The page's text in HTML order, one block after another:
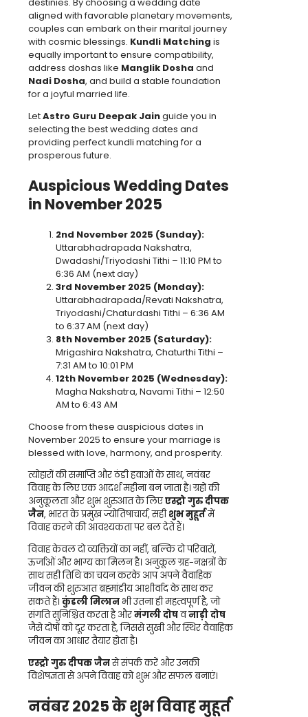
aligned with favorable planetary movements,
couples can embark on their marital journey
with cosmic blessings. Kundli Matching is
equally important to ensure compatibility,
address doshas like Manglik Dosha and
Nadi Dosha, and build a stable foundation
for a joyful married life.
LetAstro Guru Deepak Jainguide you in
selecting the best wedding dates and
providing perfect kundli matching for a
prosperous future.
Auspicious Wedding Dates
in November 2025
2nd November 2025 (Sunday):
Uttarabhadrapada Nakshatra,
Dwadashi/Triyodashi Tithi – 11:10 PM to
6:36 AM (next day)
3rd November 2025 (Monday):
Uttarabhadrapada/Revati Nakshatra,
Triyodashi/Chaturdashi Tithi – 6:36 AM
to 6:37 AM (next day)
8th November 2025 (Saturday):
Mrigashira Nakshatra, Chaturthi Tithi –
7:31 AM to 10:01 PM
12th November 2025 (Wednesday):
Magha Nakshatra, Navami Tithi – 12:50
AM to 6:43 AM
Choose from these auspicious dates in
November 2025 to ensure your marriage is
blessed with love, harmony, and prosperity.
त्योहारों की समाप्ति और ठंडी हवाओं के साथ, नवंबर
विवाह के लिए एक आदर्श महीना बन जाता है। ग्रहों की
अनुकूलता और शुभ शुरुआत के लिएएस्ट्रो गुरु दीपक
जैन, भारत के प्रमुख ज्योतिषाचार्य, सहीशुभ मुहूर्तमें
विवाह करने की आवश्यकता पर बल देते हैं।
विवाह केवल दो व्यक्तियों का नहीं, बल्कि दो परिवारों,
ऊर्जाओं और भाग्य का मिलन है। अनुकूल ग्रह-नक्षत्रों के
साथ सही तिथि का चयन करके आप अपने वैवाहिक
जीवन की शुरुआत ब्रह्मांडीय आशीर्वाद के साथ कर
सकते हैं। कुंडली मिलान भी उतना ही महत्वपूर्ण है, जो
संगति सुनिश्चित करता है औरमंगली दोषवनाड़ी दोष
जैसे दोषों को दूर करता है, जिससे सुखी और स्थिर वैवाहिक
जीवन का आधार तैयार होता है।
एस्ट्रो गुरु दीपक जैनसे संपर्क करें और उनकी
विशेषज्ञता से अपने विवाह को शुभ और सफल बनाएं।
नवंबर 2025 के शुभ विवाह मुहूर्त